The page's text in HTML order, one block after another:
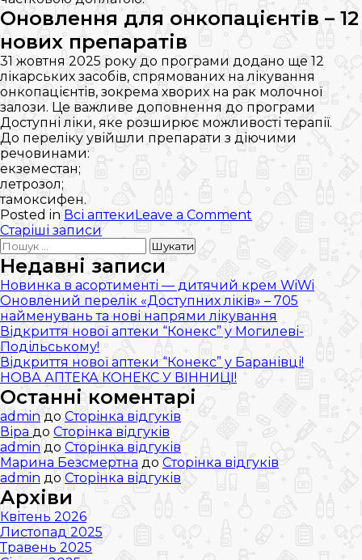
Оновлення для онкопацієнтів – 12
нових препаратів
31 жовтня 2025 року до програми додано ще 12
лікарських засобів, спрямованих на лікування
онкопацієнтів, зокрема хворих на рак молочної
залози. Це важливе доповнення до програми
Доступні ліки, яке розширює можливості терапії.
До переліку увійшли препарати з діючими
речовинами:
екземестан;
летрозол;
тамоксифен.
Posted in Всі аптекиLeave a Comment
–
705
найменувань
та
нові
напрями
Навігація
записів
Старіші записи
Пошук:
Недавні записи
Новинка в асортименті — дитячий крем WiWi
Оновлений перелік «Доступних ліків» – 705
найменувань та нові напрями лікування
Відкриття нової аптеки “Конекс” у Могилеві-
Подільському!
Відкриття нової аптеки “Конекс” у Баранівці!
НОВА АПТЕКА КОНЕКС У ВІННИЦІ!
Останні коментарі
admin до Сторінка відгуків
Віра до Сторінка відгуків
admin до Сторінка відгуків
Марина Безсмертна до Сторінка відгуків
admin до Сторінка відгуків
Архіви
Квітень 2026
Листопад 2025
Травень 2025